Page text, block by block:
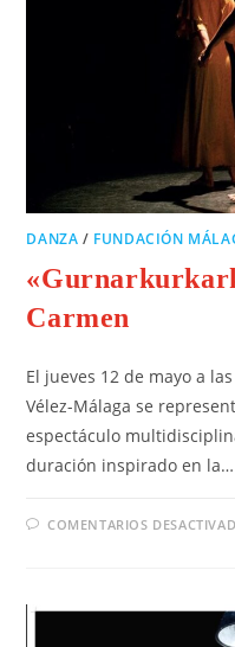
DANZA / FUNDACIÓN
Carmen
El jueves 12 de mayo a
Vélez-Málaga se
espectáculo
duración inspirado en la…
COMENTARIOS